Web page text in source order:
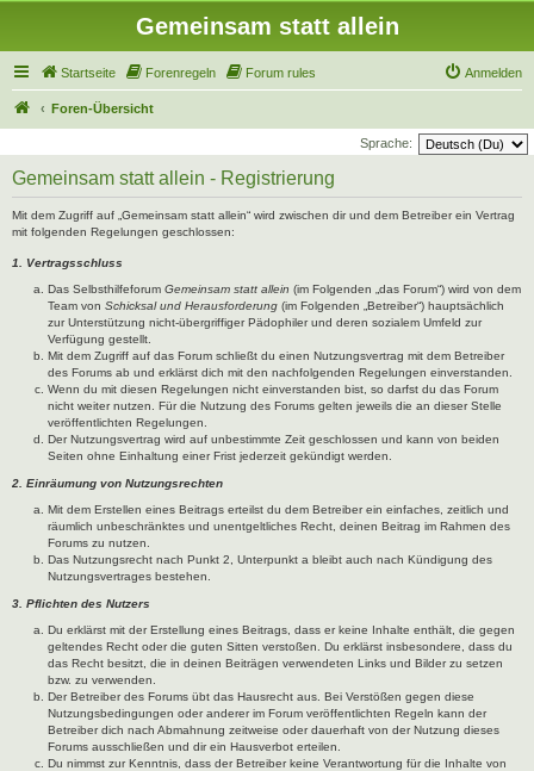
Gemeinsam statt allein
Startseite Forenregeln Forum rules Anmelden
Foren-Übersicht
Sprache:
Gemeinsam statt allein - Registrierung
Mit dem Zugriff auf „Gemeinsam statt allein“ wird zwischen dir und dem Betreiber ein Vertrag
mit folgenden Regelungen geschlossen:
1. Vertragsschluss
Das Selbsthilfeforum Gemeinsam statt allein (im Folgenden „das Forum“) wird von dem
Team von Schicksal und Herausforderung (im Folgenden „Betreiber“) hauptsächlich
zur Unterstützung nicht-übergriffiger Pädophiler und deren sozialem Umfeld zur
Verfügung gestellt.
Mit dem Zugriff auf das Forum schließt du einen Nutzungsvertrag mit dem Betreiber
des Forums ab und erklärst dich mit den nachfolgenden Regelungen einverstanden.
Wenn du mit diesen Regelungen nicht einverstanden bist, so darfst du das Forum
nicht weiter nutzen. Für die Nutzung des Forums gelten jeweils die an dieser Stelle
veröffentlichten Regelungen.
Der Nutzungsvertrag wird auf unbestimmte Zeit geschlossen und kann von beiden
Seiten ohne Einhaltung einer Frist jederzeit gekündigt werden.
2. Einräumung von Nutzungsrechten
Mit dem Erstellen eines Beitrags erteilst du dem Betreiber ein einfaches, zeitlich und
räumlich unbeschränktes und unentgeltliches Recht, deinen Beitrag im Rahmen des
Forums zu nutzen.
Das Nutzungsrecht nach Punkt 2, Unterpunkt a bleibt auch nach Kündigung des
Nutzungsvertrages bestehen.
3. Pflichten des Nutzers
Du erklärst mit der Erstellung eines Beitrags, dass er keine Inhalte enthält, die gegen
geltendes Recht oder die guten Sitten verstoßen. Du erklärst insbesondere, dass du
das Recht besitzt, die in deinen Beiträgen verwendeten Links und Bilder zu setzen
bzw. zu verwenden.
Der Betreiber des Forums übt das Hausrecht aus. Bei Verstößen gegen diese
Nutzungsbedingungen oder anderer im Forum veröffentlichten Regeln kann der
Betreiber dich nach Abmahnung zeitweise oder dauerhaft von der Nutzung dieses
Forums ausschließen und dir ein Hausverbot erteilen.
Du nimmst zur Kenntnis, dass der Betreiber keine Verantwortung für die Inhalte von